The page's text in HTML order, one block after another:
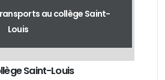
au collège Saint-
Louis
Saint-Louis